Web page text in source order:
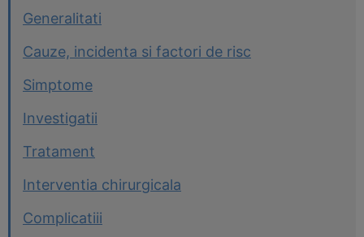
Generalitati
Cauze, incidenta si factori de risc
Simptome
Investigatii
Tratament
Interventia chirurgicala
Complicatiii